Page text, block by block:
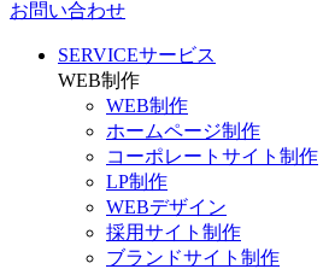
お問い合わせ
SERVICEサービス
WEB制作
WEB制作
ホームページ制作
コーポレートサイト制作
LP制作
WEBデザイン
採用サイト制作
ブランドサイト制作